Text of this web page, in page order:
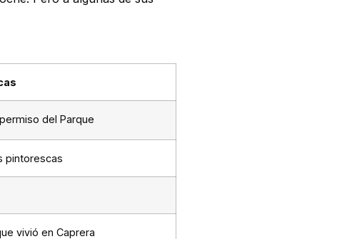
del Parque
pintorescas
vivió en Caprera